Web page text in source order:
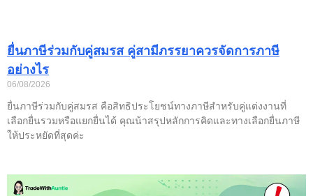
ยื่นภาษีร่วมกับคู่สมรส คู่สามีภรรยาควรจัดการภาษี
อย่างไร
06/08/2026
ยื่นภาษีร่วมกับคู่สมรส คือสิทธิประโยชน์ทางภาษีสำหรับคู่แต่งงานที่
เลือกยื่นรวมหรือแยกยื่นได้ คุณน้าสรุปหลักการคิดและทางเลือกยื่นภาษี
ให้ประหยัดที่สุดค่ะ